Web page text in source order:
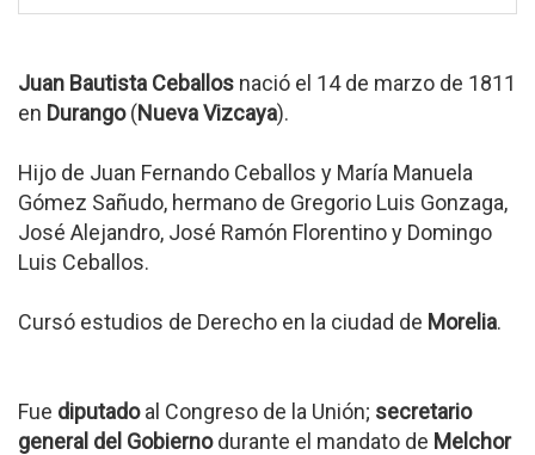
Juan Bautista Ceballos nació el 14 de marzo de 1811
en Durango(Nueva Vizcaya).
Hijo de Juan Fernando Ceballos y María Manuela
Gómez Sañudo, hermano de Gregorio Luis Gonzaga,
José Alejandro, José Ramón Florentino y Domingo
Luis Ceballos.
Cursó estudios de Derecho en la ciudad de Morelia.
Fue diputadoal Congreso de la Unión; secretario
general del Gobiernodurante el mandato de Melchor